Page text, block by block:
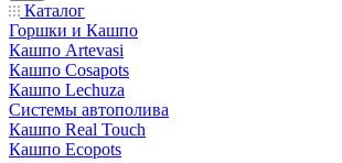
Каталог
Горшки и Кашпо
Кашпо Artevasi
Кашпо Cosapots
Кашпо Lechuza
Системы автополива
Кашпо Real Touch
Кашпо Ecopots